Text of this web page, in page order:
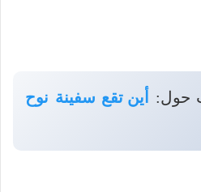
حول:
أين تقع سفينة نوح